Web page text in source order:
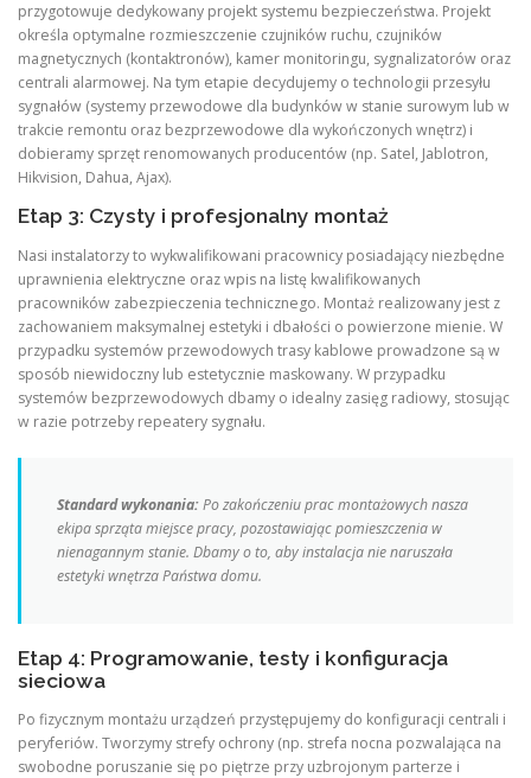
przygotowuje dedykowany projekt systemu bezpieczeństwa. Projekt
określa optymalne rozmieszczenie czujników ruchu, czujników
magnetycznych (kontaktronów), kamer monitoringu, sygnalizatorów oraz
centrali alarmowej. Na tym etapie decydujemy o technologii przesyłu
sygnałów (systemy przewodowe dla budynków w stanie surowym lub w
trakcie remontu oraz bezprzewodowe dla wykończonych wnętrz) i
dobieramy sprzęt renomowanych producentów (np. Satel, Jablotron,
Hikvision, Dahua, Ajax).
Etap 3: Czysty i profesjonalny montaż
Nasi instalatorzy to wykwalifikowani pracownicy posiadający niezbędne
uprawnienia elektryczne oraz wpis na listę kwalifikowanych
pracowników zabezpieczenia technicznego. Montaż realizowany jest z
zachowaniem maksymalnej estetyki i dbałości o powierzone mienie. W
przypadku systemów przewodowych trasy kablowe prowadzone są w
sposób niewidoczny lub estetycznie maskowany. W przypadku
systemów bezprzewodowych dbamy o idealny zasięg radiowy, stosując
w razie potrzeby repeatery sygnału.
Standard wykonania:Po zakończeniu prac montażowych nasza
ekipa sprząta miejsce pracy, pozostawiając pomieszczenia w
nienagannym stanie. Dbamy o to, aby instalacja nie naruszała
estetyki wnętrza Państwa domu.
Etap 4: Programowanie, testy i konfiguracja
sieciowa
Po fizycznym montażu urządzeń przystępujemy do konfiguracji centrali i
peryferiów. Tworzymy strefy ochrony (np. strefa nocna pozwalająca na
swobodne poruszanie się po piętrze przy uzbrojonym parterze i